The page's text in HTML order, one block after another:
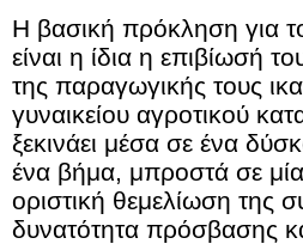
Η βασική πρόκληση για
είναι η ίδια η επιβίωσή
της παραγωγικής τους
γυναικείου αγροτικού
ξεκινάει μέσα σε ένα
ένα βήμα, μπροστά σε
οριστική θεμελίωση της
δυνατότητα πρόσβασης